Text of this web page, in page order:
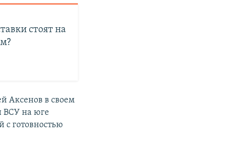
стоят на
Аксенов в своем
ВСУ на юге
готовностью